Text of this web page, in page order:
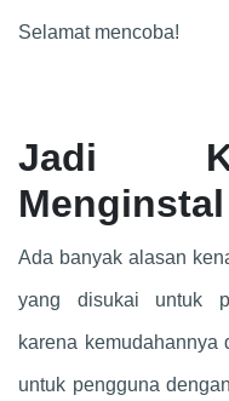
Selamat mencoba!
Jadi
Ada banyak alasan
yang disukai untuk
karena kemudahannya
untuk pengguna